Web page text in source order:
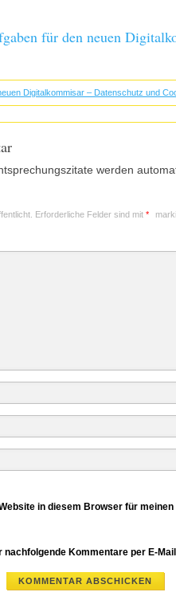
für den neuen
Digitalkommisar – Datenschutz und
werden
Erforderliche Felder sind mit *
in diesem Browser für
Kommentare per E-Mail